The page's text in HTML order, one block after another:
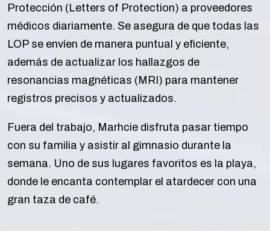
Protección (Letters of Protection) a proveedores
médicos diariamente. Se asegura de que todas las
LOP se envíen de manera puntual y eficiente,
además de actualizar los hallazgos de
resonancias magnéticas (MRI) para mantener
registros precisos y actualizados.
Fuera del trabajo, Marhcie disfruta pasar tiempo
con su familia y asistir al gimnasio durante la
semana. Uno de sus lugares favoritos es la playa,
donde le encanta contemplar el atardecer con una
gran taza de café.